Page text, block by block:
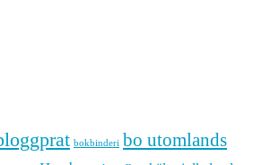
bokbinderi bo utomlands